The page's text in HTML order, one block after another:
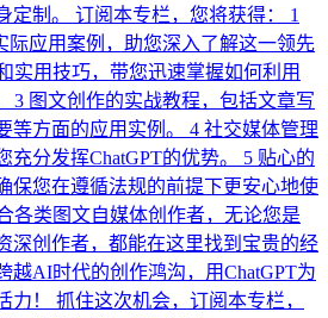
定制。 订阅本专栏，您将获得： 1
际应用案例，助您深入了解这一领先
实用技巧，带您迅速掌握如何利用
3 图文创作的实战教程，包括文章写
等方面的应用实例。 4 社交媒体管理
充分发挥ChatGPT的优势。 5 贴心的
保您在遵循法规的前提下更安心地使
各类图文自媒体创作者，无论您是
深创作者，都能在这里找到宝贵的经
越AI时代的创作鸿沟，用ChatGPT为
力！ 抓住这次机会，订阅本专栏，